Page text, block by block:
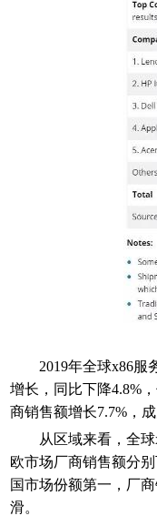
2019年全球x86服务
增长，同比下降4.8%
商销售额增长7.7%，
从区域来看，全球
欧市场厂商销售额分
国市场份额第一，厂
滑。